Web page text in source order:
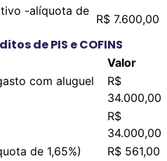
-alíquota de
R$ 7.600,00
de PIS e COFINS
Valor
com aluguel
R$
34.000,00
R$
34.000,00
de 1,65%)
R$ 561,00